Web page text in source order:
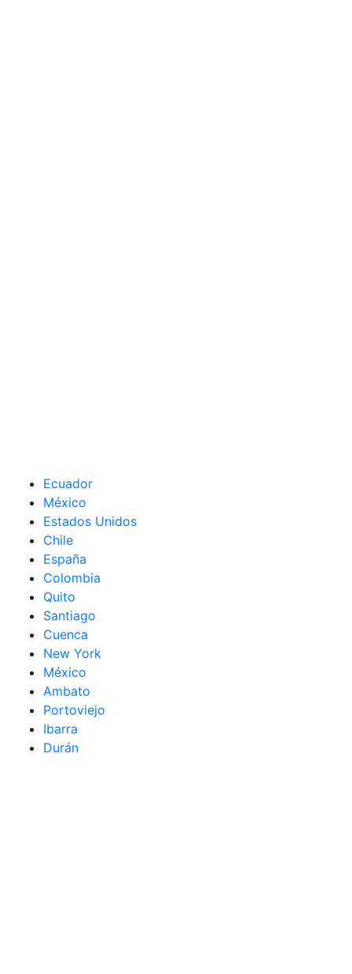
Ecuador
México
Estados Unidos
Chile
España
Colombia
Quito
Santiago
Cuenca
New York
México
Ambato
Portoviejo
Ibarra
Durán